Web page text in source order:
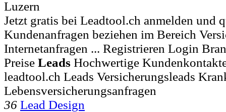
Luzern
Jetzt gratis bei Leadtool.ch anmelden und
Kundenanfragen beziehen im Bereich
Internetanfragen ... Registrieren Login
Preise Leads Hochwertige
leadtool.ch Leads Versicherungsleads
Lebensversicherungsanfragen
36 Lead Design